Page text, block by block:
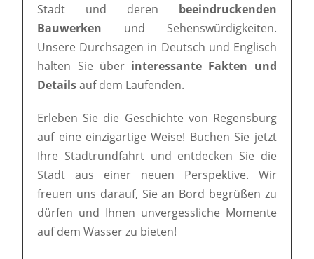
Stadt und deren beeindruckenden
Bauwerken und Sehenswürdigkeiten.
Unsere Durchsagen in Deutsch und Englisch
halten Sie über interessante Fakten und
Detailsauf dem Laufenden.
Erleben Sie die Geschichte von Regensburg
auf eine einzigartige Weise! Buchen Sie jetzt
Ihre Stadtrundfahrt und entdecken Sie die
Stadt aus einer neuen Perspektive. Wir
freuen uns darauf, Sie an Bord begrüßen zu
dürfen und Ihnen unvergessliche Momente
auf dem Wasser zu bieten!